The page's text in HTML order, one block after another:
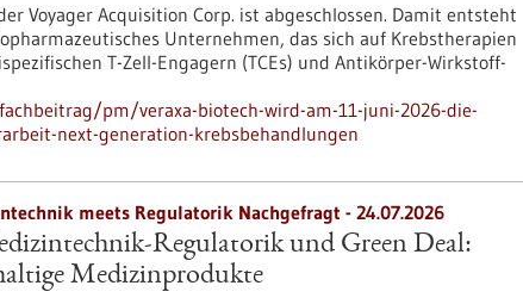
Voyager Acquisition Corp. ist abgeschlossen. Damit entsteht
Unternehmen, das sich auf Krebstherapien
T-Zell-Engagern (TCEs) und Antikörper-Wirkstoff-
pm/veraxa-biotech-wird-am-11-juni-2026-die-
next-generation-krebsbehandlungen
meets Regulatorik Nachgefragt - 24.07.2026
Regulatorik und Green Deal:
Medizinprodukte